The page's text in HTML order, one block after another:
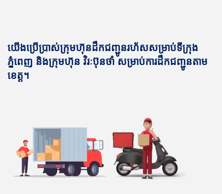
យើងប្រើប្រាស់ក្រុមហ៊ុនដឹកជញ្ជូនរហ័សសម្រាប់ទីក្រុង
ភ្នំពេញ និងក្រុមហ៊ុន វិរៈប៊ុនថាំ សម្រាប់ការដឹកជញ្ជូនតាម
ខេត្ត។